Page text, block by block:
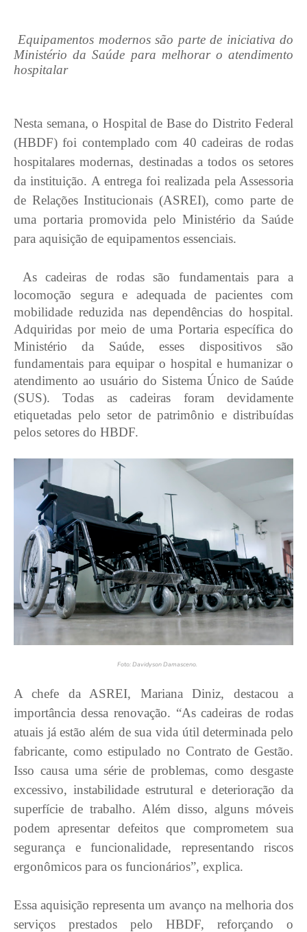
Equipamentos modernos são parte de iniciativa do
Ministério da Saúde para melhorar o atendimento
hospitalar
Nesta semana, o Hospital de Base do Distrito Federal
(HBDF) foi contemplado com 40 cadeiras de rodas
hospitalares modernas, destinadas a todos os setores
da instituição. A entrega foi realizada pela Assessoria
de Relações Institucionais (ASREI), como parte de
uma portaria promovida pelo Ministério da Saúde
para aquisição de equipamentos essenciais.
As cadeiras de rodas são fundamentais para a
locomoção segura e adequada de pacientes com
mobilidade reduzida nas dependências do hospital.
Adquiridas por meio de uma Portaria específica do
Ministério da Saúde, esses dispositivos são
fundamentais para equipar o hospital e humanizar o
atendimento ao usuário do Sistema Único de Saúde
(SUS). Todas as cadeiras foram devidamente
etiquetadas pelo setor de patrimônio e distribuídas
pelos setores do HBDF.
Foto: Davidyson Damasceno.
A chefe da ASREI, Mariana Diniz, destacou a
importância dessa renovação. “As cadeiras de rodas
atuais já estão além de sua vida útil determinada pelo
fabricante, como estipulado no Contrato de Gestão.
Isso causa uma série de problemas, como desgaste
excessivo, instabilidade estrutural e deterioração da
superfície de trabalho. Além disso, alguns móveis
podem apresentar defeitos que comprometem sua
segurança e funcionalidade, representando riscos
ergonômicos para os funcionários”, explica.
Essa aquisição representa um avanço na melhoria dos
serviços prestados pelo HBDF, reforçando o